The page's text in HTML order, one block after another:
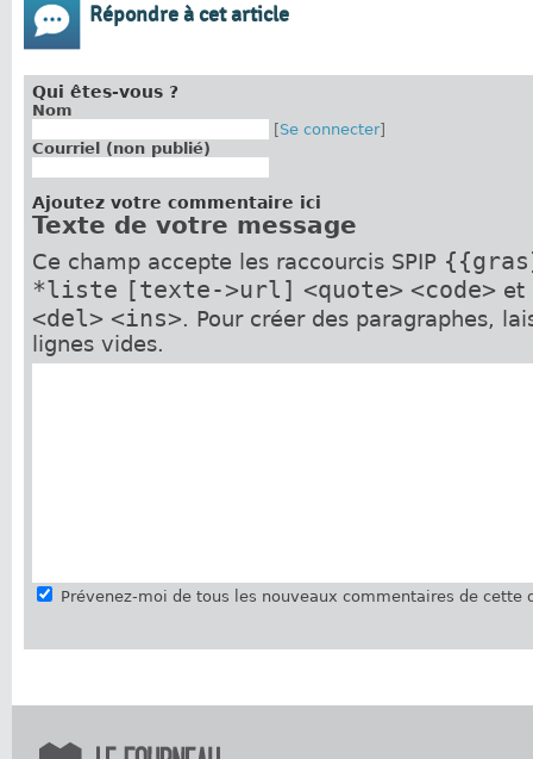
Répondre à cet article
Qui êtes-vous ?
Nom
[Se connecter]
Courriel (non publié)
Ajoutez votre commentaire ici
Texte de votre message
Ce champ accepte les raccourcis SPIP
*liste [texte->url] <quote> <code>et
<del> <ins>. Pour créer des paragraphes,
lignes vides.
Prévenez-moi de tous les nouveaux commentaires de cette